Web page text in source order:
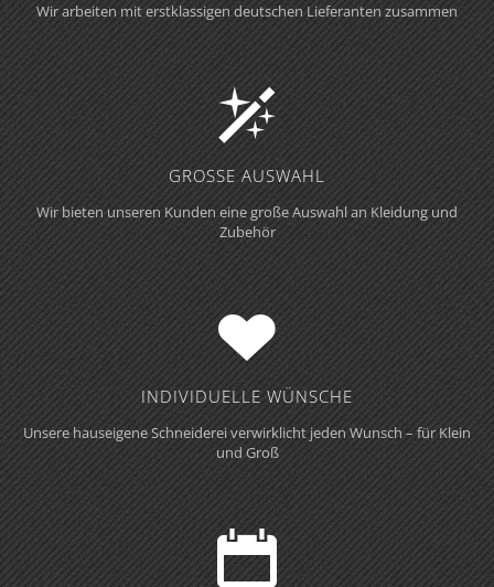
Wir arbeiten mit erstklassigen deutschen Lieferanten zusammen
GROSSE AUSWAHL
Wir bieten unseren Kunden eine große Auswahl an Kleidung und
Zubehör
INDIVIDUELLE WÜNSCHE
Unsere hauseigene Schneiderei verwirklicht jeden Wunsch – für Klein
und Groß